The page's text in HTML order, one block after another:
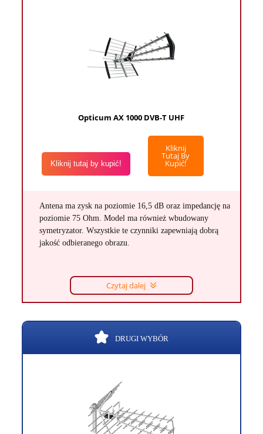
Opticum AX 1000 DVB-T UHF
Kliknij tutaj by kupić!
Kliknij
Tutaj By
Kupić!
Antena ma zysk na poziomie 16,5 dB oraz impedancję na
poziomie 75 Ohm. Model ma również wbudowany
symetryzator. Wszystkie te czynniki zapewniają dobrą
jakość odbieranego obrazu.
Czytaj dalej
DRUGI WYBÓR